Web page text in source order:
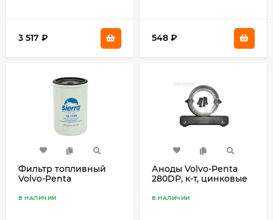
3 517 ₽ 548 ₽
Фильтр топливный
Volvo-Penta
В НАЛИЧИИ
Аноды Volvo-Penta
280DP, к-т, цинковые
В НАЛИЧИИ